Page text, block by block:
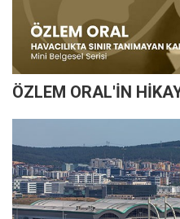
ÖZLEM ORAL'İN